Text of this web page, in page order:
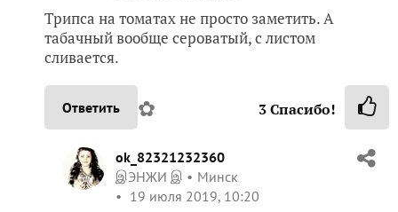
Трипса на томатах не просто заметить. А
табачный вообще сероватый, с листом
сливается.
Ответить ✿ 3Спасибо!
ok_82321232360
இЭНЖИ இ
Минск
19 июля 2019, 10:20